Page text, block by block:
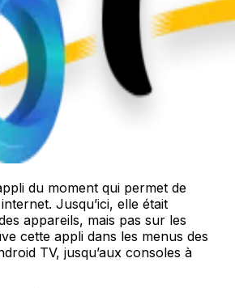
du moment qui permet de
Jusqu’ici, elle était
appareils, mais pas sur les
cette appli dans les menus des
TV, jusqu’aux consoles à